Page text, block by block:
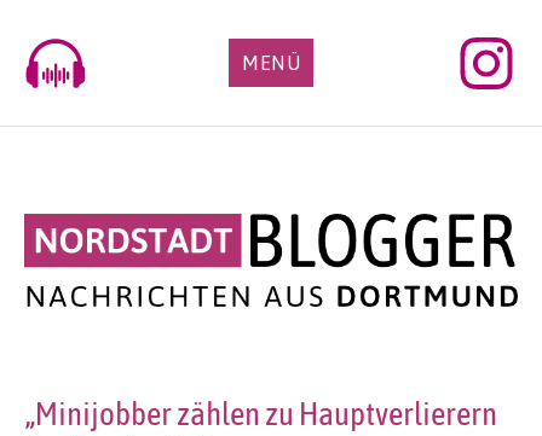
content
MENÜ
„Minijobber zählen zu Hauptverlierern